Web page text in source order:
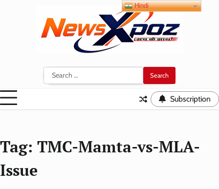
Search
for:
Subscription
Tag: TMC-Mamta-vs-MLA-
Issue
Hindi